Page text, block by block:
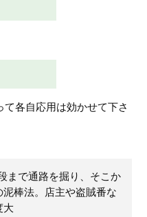
各自応用は効かせて下さ
まで通路を掘り、そこか
棒法。店主や盗賊番な
大